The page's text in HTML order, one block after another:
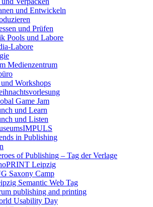
und Entwickeln
und Prüfen
Pools und Labore
Labore
Medienzentrum
Workshops
Game Jam
und Learn
und Listen
in Publishing
of Publishing – Tag der Verlage
Leipzig
Saxony Camp
Semantic Web Tag
publishing and printing
Usability Day